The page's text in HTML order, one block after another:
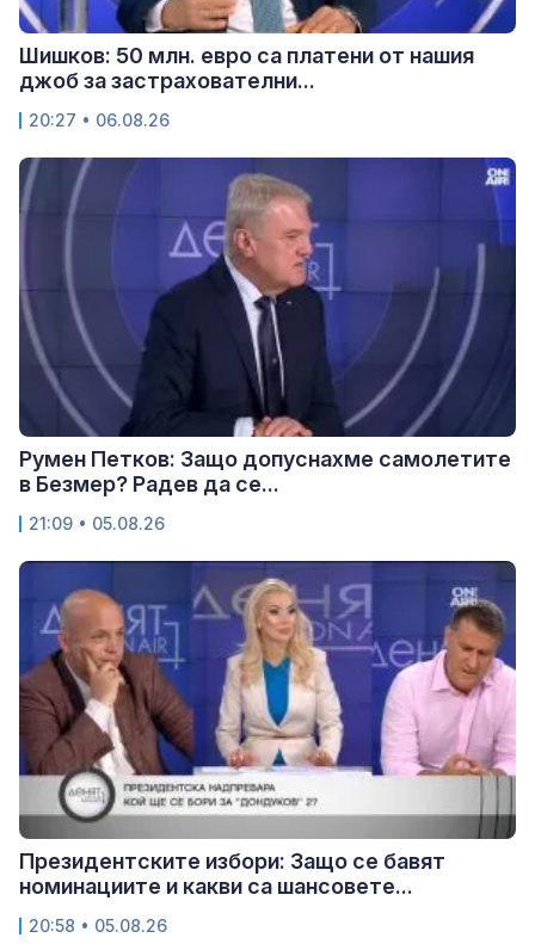
Шишков: 50 млн. евро са платени от нашия
джоб за застрахователни...
20:27 • 06.08.26
Румен Петков: Защо допуснахме самолетите
в Безмер? Радев да се...
21:09 • 05.08.26
Президентските избори: Защо се бавят
номинациите и какви са шансовете...
20:58 • 05.08.26